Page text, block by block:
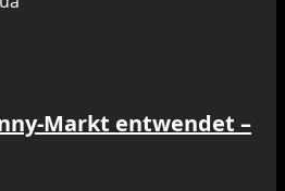
Markt entwendet –